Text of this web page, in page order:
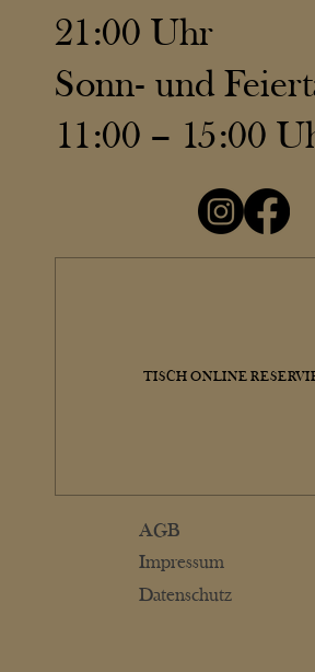
21:00 Uhr
Sonn- und
11:00 – 15:00
TISCH ONLINE
AGB
Impressum
Datenschutz